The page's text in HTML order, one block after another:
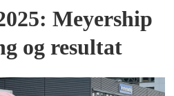
Meyership
og resultat